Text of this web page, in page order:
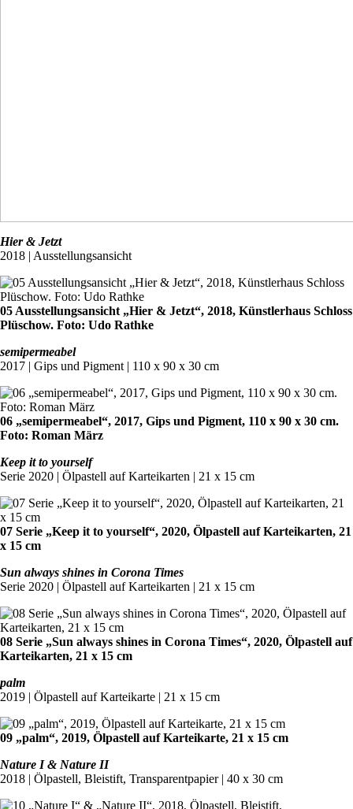
Hier & Jetzt
2018 | Ausstellungsansicht
05 Ausstellungsansicht „Hier & Jetzt“, 2018, Künstlerhaus Schloss
Plüschow. Foto: Udo Rathke
semipermeabel
2017 | Gips und Pigment | 110 x 90 x 30 cm
06 „semipermeabel“, 2017, Gips und Pigment, 110 x 90 x 30 cm.
Foto: Roman März
Keep it to yourself
Serie 2020 | Ölpastell auf Karteikarten | 21 x 15 cm
07 Serie „Keep it to yourself“, 2020, Ölpastell auf Karteikarten, 21
x 15 cm
Sun always shines in Corona Times
Serie 2020 | Ölpastell auf Karteikarten | 21 x 15 cm
08 Serie „Sun always shines in Corona Times“, 2020, Ölpastell auf
Karteikarten, 21 x 15 cm
palm
2019 | Ölpastell auf Karteikarte | 21 x 15 cm
09 „palm“, 2019, Ölpastell auf Karteikarte, 21 x 15 cm
Nature I & Nature II
2018 | Ölpastell, Bleistift, Transparentpapier | 40 x 30 cm